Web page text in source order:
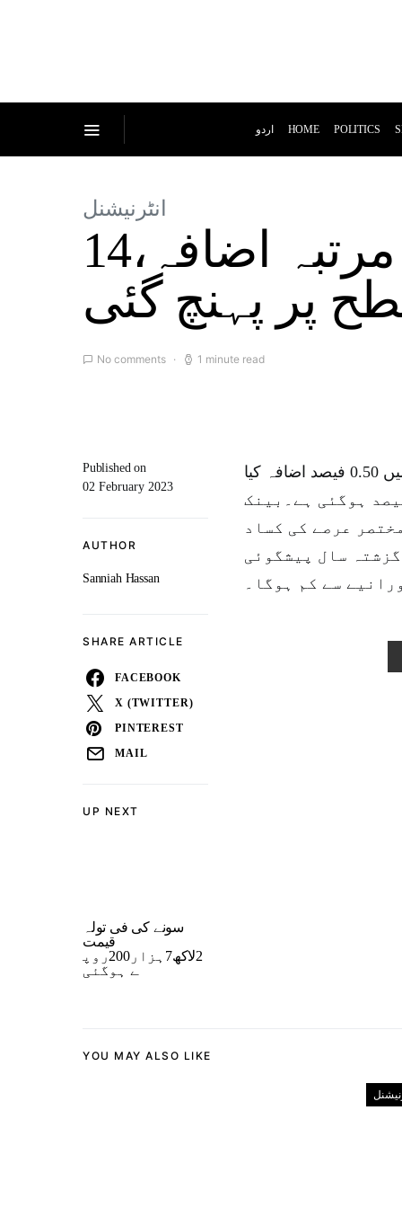
اردو HOME POLITICS
انٹرنیشنل
برطانیہ: شرح سود میں دسویں مرتبہ اضافہ،14
پر پہنچ گئی
No comments 1 minute read
UP NEXT
سونے کی فی تولہ
قیمت
2لاکھ7ہزار200روپ
ے ہوگئی
Published on
02 February 2023
AUTHOR
Sanniah Hassan
SHARE ARTICLE
FACEBOOK
X (TWITTER)
PINTEREST
MAIL
مہنگائی کی روک تھام کے لیے بینک آف انگلینڈ نے شرح سود میں 0.50 فیصد اضافہ کیا
اضافے کے بعد شرح سود 3.5 فیصد سے بڑھ کر 4 فیصد ہوگئی ہے۔بینک
عرصے کی کساد
سال پیشگوئی
سے کم ہوگا۔
YOU MAY ALSO LIKE